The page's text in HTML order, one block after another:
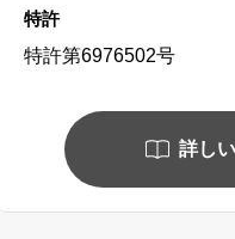
特許
特許第6976502号
詳し